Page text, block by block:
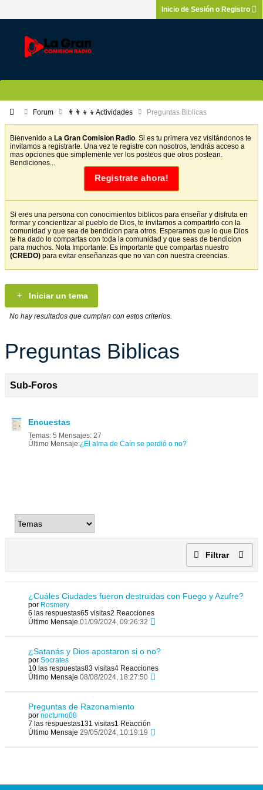
Inicio de Sesión o Registro
Forum 👨‍👨‍👦‍👦Actividades Preguntas Biblicas
Bienvenido a La Gran Comision Radio. Si es tu primera vez visitándonos te
invitamos a registrarte. Una vez te registre con nosotros, tendrás acceso a
mas opciones que simplemente ver los posteos que otros postean.
Bendiciones...
Registrate ahora!
Si eres una persona con conocimientos biblicos para enseñar y disfruta en
formar y concientizar al pueblo de Dios, te invitamos a compartirlo con la
comunidad y que sea de bendicion para otros. Esperamos que lo que Dios
te ha dado lo compartas con toda la comunidad y que seas de bendicion
para muchos. Nota Importante: Es importante que compartas nuestro
(CREDO) para evitar enseñanzas que no van con nuestra creencias.
Iniciar un tema
No hay resultados que cumplan con estos criterios.
Preguntas Biblicas
Sub-Foros
Encuestas
Temas: 5 Mensajes: 27
Último Mensaje:¿El alma de Caín se perdió o no?
Filtrar
¿Cuáles Ciudades fueron destruidas con Fuego y Azufre?
por Rosmery
6 las respuestas65 visitas2 Reacciones
Último Mensaje 01/09/2024, 09:26:32
¿Satanás y Dios apostaron si o no?
por Socrates
10 las respuestas83 visitas4 Reacciones
Último Mensaje 08/08/2024, 18:27:50
Preguntas de Razonamiento
por nocturno08
7 las respuestas131 visitas1 Reacción
Último Mensaje 29/05/2024, 10:19:19